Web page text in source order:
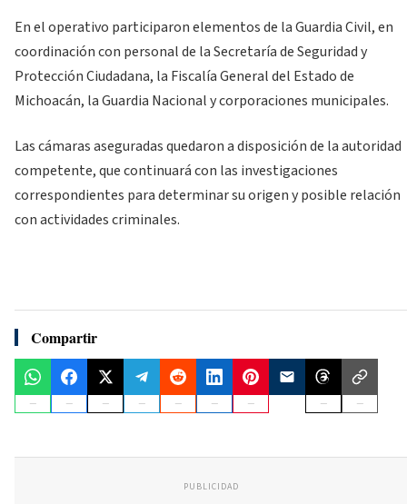
En el operativo participaron elementos de la Guardia Civil, en
coordinación con personal de la Secretaría de Seguridad y
Protección Ciudadana, la Fiscalía General del Estado de
Michoacán, la Guardia Nacional y corporaciones municipales.
Las cámaras aseguradas quedaron a disposición de la autoridad
competente, que continuará con las investigaciones
correspondientes para determinar su origen y posible relación
con actividades criminales.
Compartir
PUBLICIDAD